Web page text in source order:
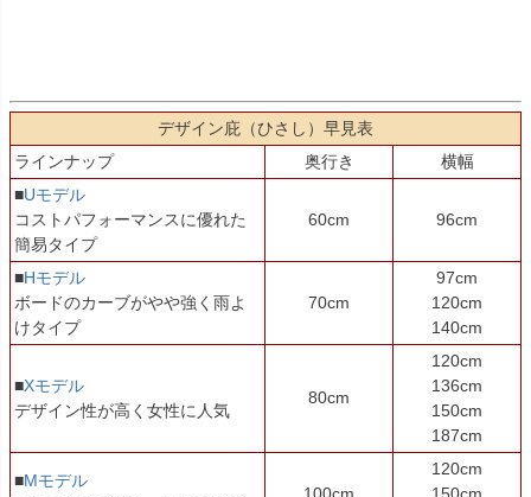
デザイン庇（ひさし）早見表
ラインナップ
奥行き
横幅
■Uモデル
コストパフォーマンスに優れた
簡易タイプ
60cm 96cm
■Hモデル
ボードのカーブがやや強く雨よ
けタイプ
70cm
97cm
120cm
140cm
■Xモデル
デザイン性が高く女性に人気
80cm
120cm
136cm
150cm
187cm
■Mモデル
120cm